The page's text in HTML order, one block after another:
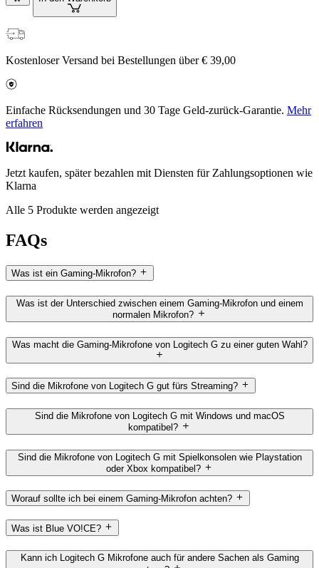
Kostenloser Versand bei Bestellungen über € 39,00
Einfache Rücksendungen und 30 Tage Geld-zurück-Garantie. Mehr
erfahren
Jetzt kaufen, später bezahlen mit Diensten für Zahlungsoptionen wie
Klarna
Alle 5 Produkte werden angezeigt
FAQs
Was ist ein Gaming-Mikrofon?
Was ist der Unterschied zwischen einem Gaming-Mikrofon und einem
normalen Mikrofon?
Was macht die Gaming-Mikrofone von Logitech G zu einer guten Wahl?
Sind die Mikrofone von Logitech G gut fürs Streaming?
Sind die Mikrofone von Logitech G mit Windows und macOS
kompatibel?
Sind die Mikrofone von Logitech G mit Spielkonsolen wie Playstation
oder Xbox kompatibel?
Worauf sollte ich bei einem Gaming-Mikrofon achten?
Was ist Blue VO!CE?
Kann ich Logitech G Mikrofone auch für andere Sachen als Gaming